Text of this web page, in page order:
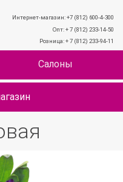
Интернет-магазин: +7 (812) 600-4-300
Опт: + 7 (812) 233-14-50
Розница: + 7 (812) 233-94-11
Салоны